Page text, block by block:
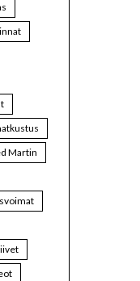
Martin